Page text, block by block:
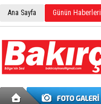
Ana Sayfa Günün Haberleri